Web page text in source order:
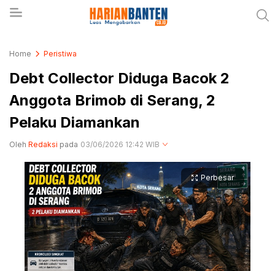
Harianbanten.co.id
Ini
Home Peristiwa
Debt Collector Diduga Bacok 2
Anggota Brimob di Serang, 2
Pelaku Diamankan
Oleh Redaksi pada 03/06/2026 12:42 WIB
Perbesar